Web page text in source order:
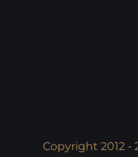
Copyright 2012 -